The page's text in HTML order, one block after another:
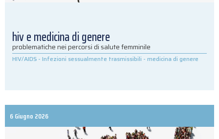
hiv e medicina di genere
problematiche nei percorsi di salute femminile
HIV/AIDS - Infezioni sessualmente trasmissibili - medicina di genere
6 Giugno 2026